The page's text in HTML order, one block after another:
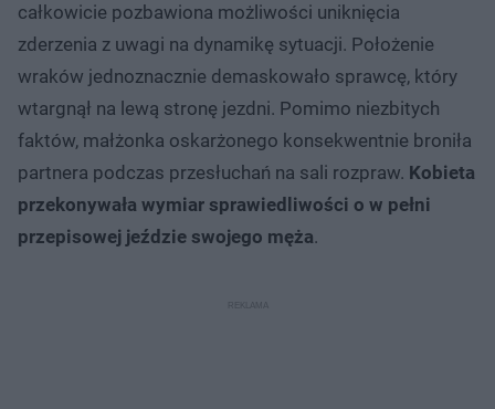
całkowicie pozbawiona możliwości uniknięcia
zderzenia z uwagi na dynamikę sytuacji. Położenie
wraków jednoznacznie demaskowało sprawcę, który
wtargnął na lewą stronę jezdni. Pomimo niezbitych
faktów, małżonka oskarżonego konsekwentnie broniła
partnera podczas przesłuchań na sali rozpraw. Kobieta
przekonywała wymiar sprawiedliwości o w pełni
przepisowej jeździe swojego męża.